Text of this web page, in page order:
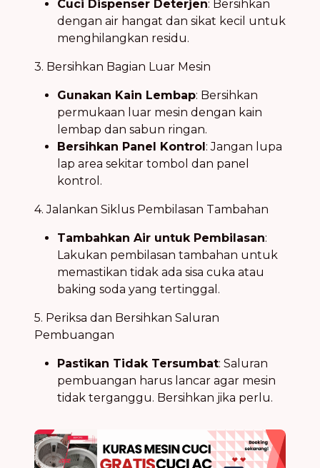
Cuci Dispenser Deterjen: Bersihkan
dengan air hangat dan sikat kecil untuk
menghilangkan residu.
3. Bersihkan Bagian Luar Mesin
Gunakan Kain Lembap: Bersihkan
permukaan luar mesin dengan kain
lembap dan sabun ringan.
Bersihkan Panel Kontrol: Jangan lupa
lap area sekitar tombol dan panel
kontrol.
4. Jalankan Siklus Pembilasan Tambahan
Tambahkan Air untuk Pembilasan:
Lakukan pembilasan tambahan untuk
memastikan tidak ada sisa cuka atau
baking soda yang tertinggal.
5. Periksa dan Bersihkan Saluran
Pembuangan
Pastikan Tidak Tersumbat: Saluran
pembuangan harus lancar agar mesin
tidak terganggu. Bersihkan jika perlu.